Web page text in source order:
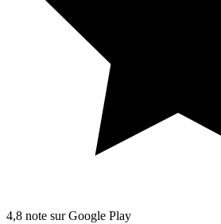
4,8 note sur Google Play